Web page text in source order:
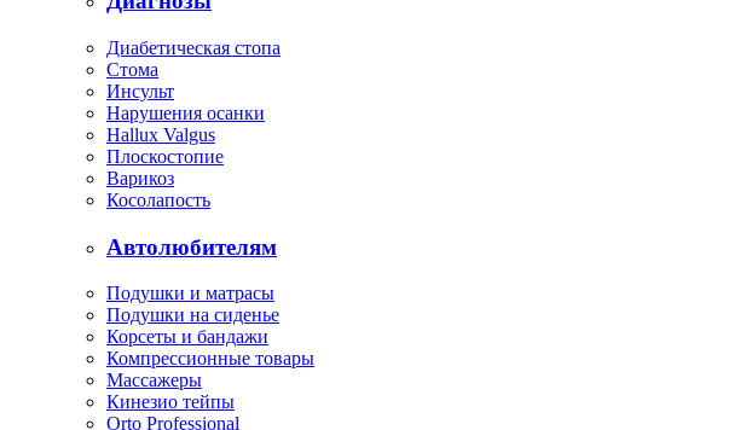
Диабетическая стопа
Стома
Инсульт
Нарушения осанки
Hallux Valgus
Плоскостопие
Варикоз
Косолапость
Автолюбителям
Подушки и матрасы
Подушки на сиденье
Корсеты и бандажи
Компрессионные товары
Массажеры
Кинезио тейпы
Orto Professional